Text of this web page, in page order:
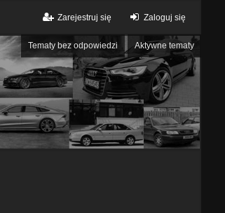
Zaloguj się
Zarejestruj się
Tematy bez odpowiedzi Aktywne tematy